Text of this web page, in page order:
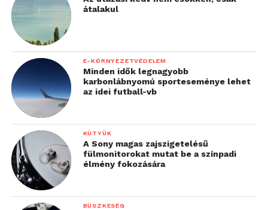
átalakul
E-KÖRNYEZETVÉDELEM
Minden idők legnagyobb
karbonlábnyomú sporteseménye lehet
az idei futball-vb
KÜTYÜK
A Sony magas zajszigetelésű
fülmonitorokat mutat be a színpadi
élmény fokozására
BÜSZKESÉG